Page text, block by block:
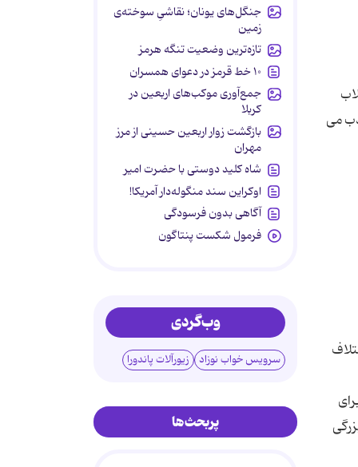
می
جنگل‌های یونان؛ نقاشیِ سوخته‌ی
زمین
تازه‌ترین وضعیت تنگه هرمز
۱۰ خط قرمز در دعوای همسران
جمع‌آوری موکب‌های اربعین در
کربلا
بازگشت زوار اربعین حسینی از مرز
مهران
شاه کلید دوستی با حضرت امیر
اوکراین سند منگوله‌دار آمریکا!
آگاهی بدون فرسودگی
فرمول شکست پنتاگون
وب‌گردی
سرویس خواب نوزاد زیورآلات پاندورا
پربحث‌ها